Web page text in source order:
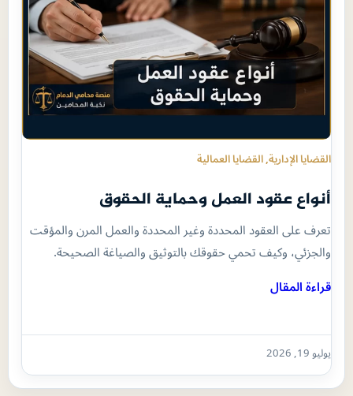
القضايا الإدارية, القضايا العمالية
أنواع عقود العمل وحماية الحقوق
تعرف على العقود المحددة وغير المحددة والعمل المرن والمؤقت
والجزئي، وكيف تحمي حقوقك بالتوثيق والصياغة الصحيحة.
قراءة المقال
يوليو 19, 2026